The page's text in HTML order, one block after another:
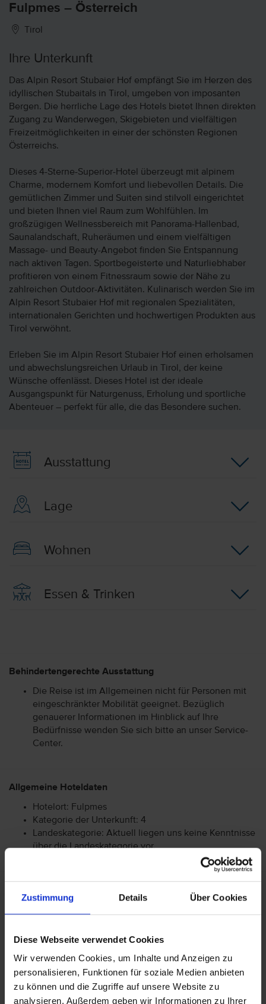
Zustimmung Details Über Cookies
Diese Webseite verwendet Cookies
Wir verwenden Cookies, um Inhalte und Anzeigen zu
personalisieren, Funktionen für soziale Medien anbieten
zu können und die Zugriffe auf unsere Website zu
analysieren. Außerdem geben wir Informationen zu Ihrer
Fulpmes – Österreich
Tirol
Ihre Unterkunft
Das Alpin Resort Stubaier Hof empfängt Sie im Herzen des
idyllischen Stubaitals in Tirol, umgeben von imposanten
Bergen. Die herrliche Lage des Hotels bietet Ihnen direkten
Zugang zu Wanderwegen, Skigebieten und vielfältigen
Freizeitmöglichkeiten in einer der schönsten Regionen
Österreichs.
Dieses 4-Sterne-Superior-Hotel überzeugt mit alpinem
Charme, modernem Komfort und liebevollen Details. Die
gemütlichen Zimmer und Suiten sind stilvoll eingerichtet
und bieten Ihnen viel Raum zum Wohlfühlen. Im
großzügigen Wellnessbereich mit Panorama-Hallenbad,
Saunalandschaft, Ruheräumen und einem vielfältigen
Massage- und Beauty-Angebot finden Sie Entspannung
nach aktiven Tagen. Sportbegeisterte und Naturliebhaber
profitieren von einem Fitnessraum sowie der Nähe zu
zahlreichen Outdoor-Aktivitäten. Kulinarisch werden Sie im
Alpin Resort Stubaier Hof mit regionalen Spezialitäten,
internationalen Gerichten und hochwertigen Produkten aus
Tirol verwöhnt.
Erleben Sie im Alpin Resort Stubaier Hof einen erholsamen
und abwechslungsreichen Urlaub in Tirol, der keine
Wünsche offenlässt. Dieses Hotel ist der ideale
Ausgangspunkt für Naturgenuss, Erholung und sportliche
Abenteuer – perfekt für alle, die das Besondere suchen.
Ausstattung
Lage
Wohnen
Essen & Trinken
Behindertengerechte Ausstattung
Die Reise ist im Allgemeinen nicht für Personen mit
eingeschränkter Mobilität geeignet. Bezüglich
genauerer Informationen im Hinblick auf Ihre
Bedürfnisse wenden Sie sich bitte an unser Service-
Center.
Allgemeine Hoteldaten
Hotelort: Fulpmes
Kategorie der Unterkunft: 4
Landeskategorie: Aktuell liegen uns keine Kenntnisse
über die Landeskategorie vor.
Achtung: Bitte beachten Sie, dass der Check-In am
Flughafen bei einigen Fluggesellschaften kostenpflichtig
ist. Freigepäck und Verpflegung während des Fluges
erhalten Sie im Servicebereich unter Rund um die Reise bei
Informationen zu Fluggesellschaften vtours
Gepäckinformationen.
Wir möchten Sie darauf aufmerksam machen, dass Sie am
Ankunftstag ab 15 Uhr (örtliche Abweichung vorbehalten) in